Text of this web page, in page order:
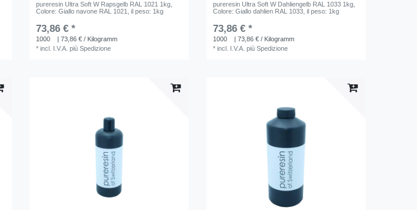
pureresin Ultra Soft W Rapsgelb RAL 1021 1kg
Colore: Giallo navone RAL 1021
, il peso: 1kg
73,86 € *
1000
| 73,86 € / Kilogramm
*incl. I.V.A. piùSpedizione
pureresin Ultra Soft W Dahliengelb RAL 1033 1kg
Colore: Giallo dahlien RAL 1033 , il peso: 1kg
73,86 € *
1000
| 73,86 € / Kilogramm
*incl. I.V.A. piùSpedizione